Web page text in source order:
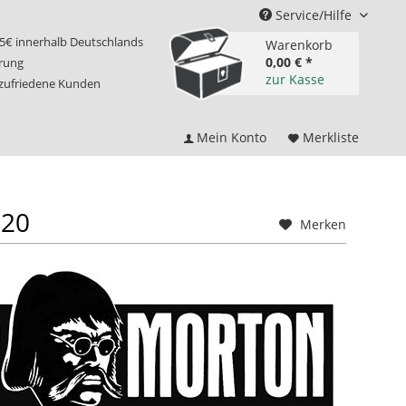
Service/Hilfe
innerhalb Deutschlands
Kunden
Warenkorb
0,00 € *
zur Kasse
Mein Konto Merkliste
Merken